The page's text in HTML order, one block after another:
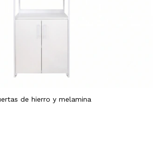
de hierro y melamina